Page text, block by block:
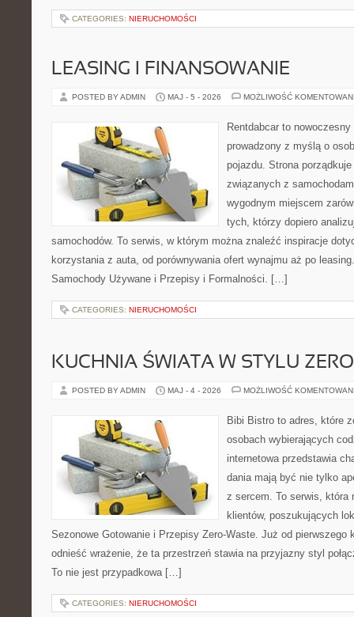
CATEGORIES: NIERUCHOMOŚCI
LEASING I FINANSOWANIE
POSTED BY ADMIN MAJ - 5 - 2026 MOŻLIWOŚĆ
Rentdabcar to
prowadzony z myślą o
pojazdu. Strona
związanych z
wygodnym miejscem
tych, którzy dopiero
samochodów. To serwis, w którym można znaleźć inspiracje
korzystania z auta, od porównywania ofert wynajmu aż po
Samochody Używane i Przepisy i Formalności. […]
CATEGORIES: NIERUCHOMOŚCI
KUCHNIA ŚWIATA W STYLU
POSTED BY ADMIN MAJ - 4 - 2026 MOŻLIWOŚĆ
Bibi Bistro to adres, które
osobach wybierających
internetowa przedstawia
dania mają być nie tylko
z sercem. To serwis, która
klientów, poszukujących
Sezonowe Gotowanie i Przepisy Zero-Waste. Już od pierwszego
odnieść wrażenie, że ta przestrzeń stawia na przyjazny styl
To nie jest przypadkowa […]
CATEGORIES: NIERUCHOMOŚCI